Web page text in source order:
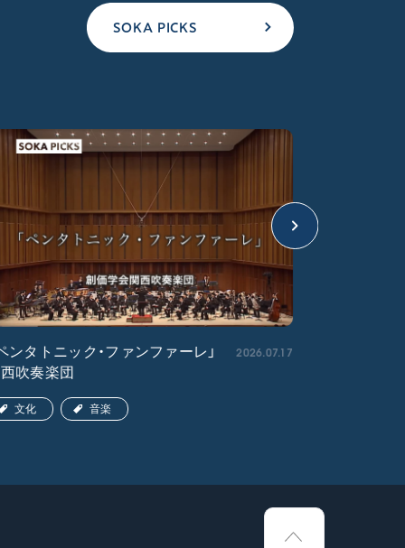
SOKA PICKS
ンタトニック・ファンファーレ」
吹奏楽団
2026.07.17
文化 音楽